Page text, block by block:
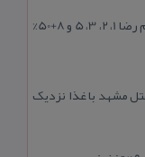
رزرو هتل در خیابان امام رضا مشهد | هتل‌ های امام رضا 1، 2، 3، 5 و 8+50%
مشهد با غذا نزدیک